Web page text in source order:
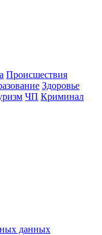
Происшествия
Здоровье
ЧП Криминал
данных